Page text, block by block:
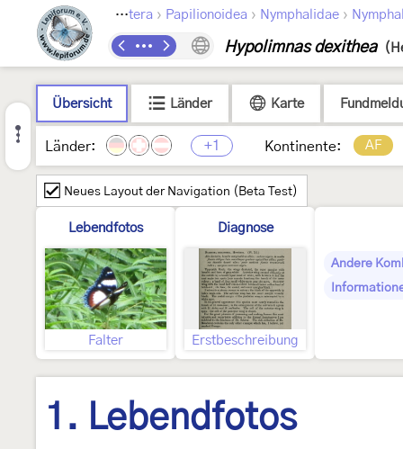
Lepidoptera › Papilionoidea › Nymphalidae ›
Hypolimnas dexithea
Übersicht Länder Karte
Länder: +1 Kontinente: AF
Neues Layout der Navigation (Beta Test)
Lebendfotos
Falter
Diagnose
Erstbeschreibung
Andere
1. Lebendfotos